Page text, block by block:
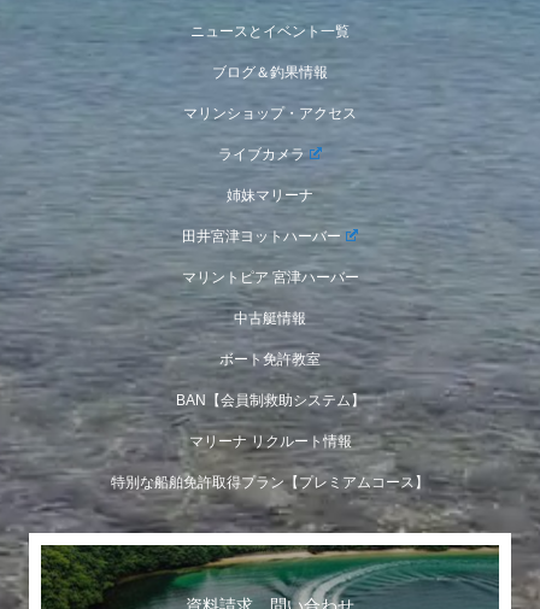
ニュースとイベント一覧
ブログ＆釣果情報
マリンショップ・アクセス
ライブカメラ
姉妹マリーナ
田井宮津ヨットハーバー
マリントピア 宮津ハーバー
中古艇情報
ボート免許教室
BAN【会員制救助システム】
マリーナ リクルート情報
特別な船舶免許取得プラン【プレミアムコース】
資料請求 問い合わせ